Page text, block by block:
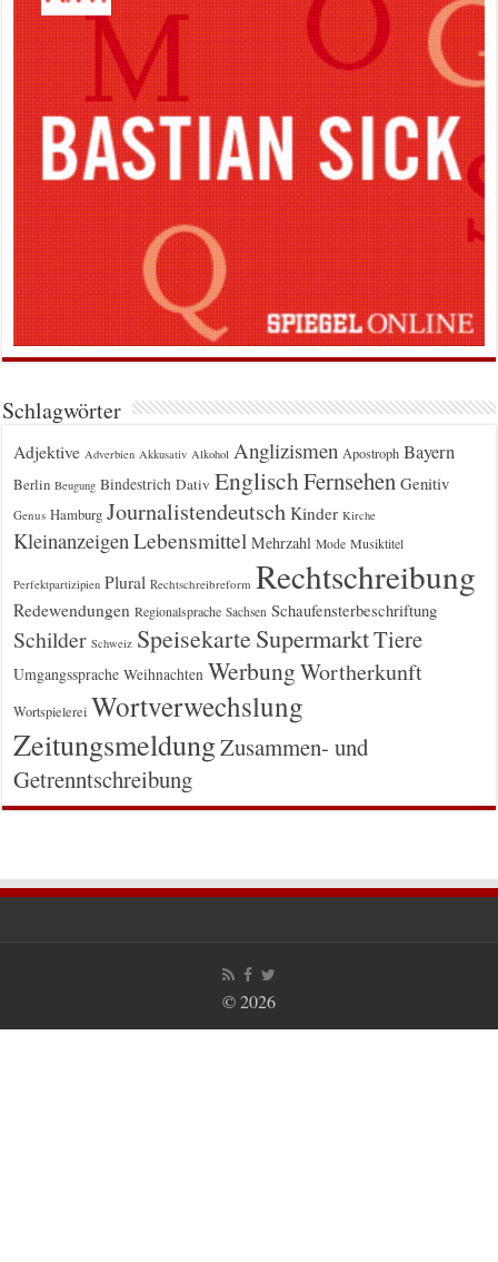
Schlagwörter
Adjektive Adverbien Akkusativ Alkohol Anglizismen Apostroph Bayern
Berlin Beugung Bindestrich Dativ EnglischFernsehen Genitiv
Genus Hamburg Journalistendeutsch Kinder Kirche
Kleinanzeigen Lebensmittel Mehrzahl Mode Musiktitel
Perfektpartizipien Plural Rechtschreibreform Rechtschreibung
Redewendungen Regionalsprache Sachsen Schaufensterbeschriftung
Schilder Schweiz Speisekarte SupermarktTiere
Umgangssprache Weihnachten WerbungWortherkunft
Wortspielerei Wortverwechslung
ZeitungsmeldungZusammen- und
Getrenntschreibung
© 2026